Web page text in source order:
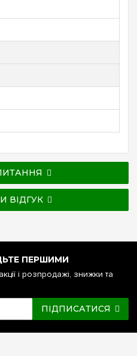
ВІДГУК
ПЕРШИМИ
і розпродажі, знижки та
ПІДПИСАТИСЯ